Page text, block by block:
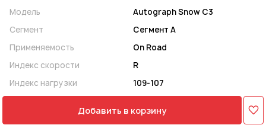
Модель
Autograph Snow C3
Сегмент
Сегмент A
Применяемость
On Road
Индекс скорости
R
Индекс нагрузки
109-107
Добавить в корзину